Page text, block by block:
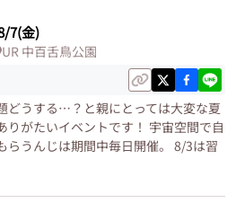
7(金)
UR 中百舌鳥公園
どうする…？と親にとっては大変な夏
りがたいイベントです！ 宇宙空間で自
らうんじは期間中毎日開催。 8/3は習